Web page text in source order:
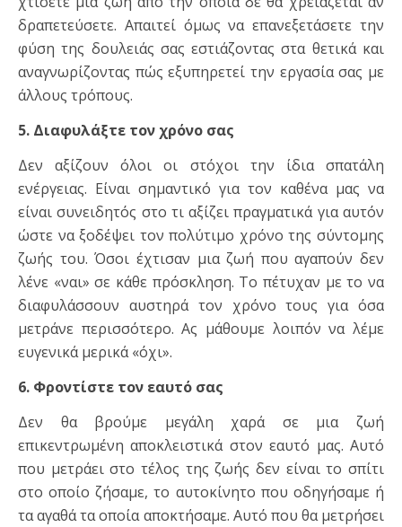
δραπετεύσετε. Απαιτεί όμως να επανεξετάσετε την
φύση της δουλειάς σας εστιάζοντας στα θετικά και
αναγνωρίζοντας πώς εξυπηρετεί την εργασία σας με
άλλους τρόπους.
5. Διαφυλάξτε τον χρόνο σας
Δεν αξίζουν όλοι οι στόχοι την ίδια σπατάλη
ενέργειας. Είναι σημαντικό για τον καθένα μας να
είναι συνειδητός στο τι αξίζει πραγματικά για αυτόν
ώστε να ξοδέψει τον πολύτιμο χρόνο της σύντομης
ζωής του. Όσοι έχτισαν μια ζωή που αγαπούν δεν
λένε «ναι» σε κάθε πρόσκληση. Το πέτυχαν με το να
διαφυλάσσουν αυστηρά τον χρόνο τους για όσα
μετράνε περισσότερο. Ας μάθουμε λοιπόν να λέμε
ευγενικά μερικά «όχι».
6. Φροντίστε τον εαυτό σας
Δεν θα βρούμε μεγάλη χαρά σε μια ζωή
επικεντρωμένη αποκλειστικά στον εαυτό μας. Αυτό
που μετράει στο τέλος της ζωής δεν είναι το σπίτι
στο οποίο ζήσαμε, το αυτοκίνητο που οδηγήσαμε ή
τα αγαθά τα οποία αποκτήσαμε. Αυτό που θα μετρήσει